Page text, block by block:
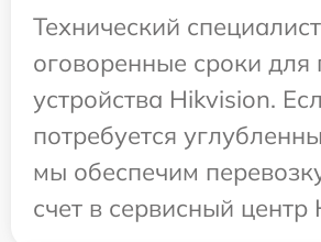
Технический
оговоренные сроки для
устройства Hikvision.
потребуется
мы обеспечим
счет в сервисный центр